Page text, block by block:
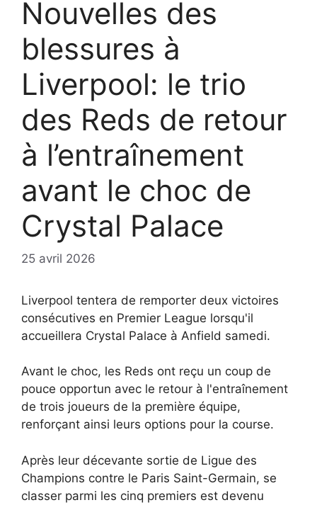
Nouvelles des
blessures à
Liverpool: le trio
des Reds de retour
à l’entraînement
avant le choc de
Crystal Palace
25 avril 2026
Liverpool tentera de remporter deux victoires
consécutives en Premier League lorsqu'il
accueillera Crystal Palace à Anfield samedi.
Avant le choc, les Reds ont reçu un coup de
pouce opportun avec le retour à l'entraînement
de trois joueurs de la première équipe,
renforçant ainsi leurs options pour la course.
Après leur décevante sortie de Ligue des
Champions contre le Paris Saint-Germain, se
classer parmi les cinq premiers est devenu